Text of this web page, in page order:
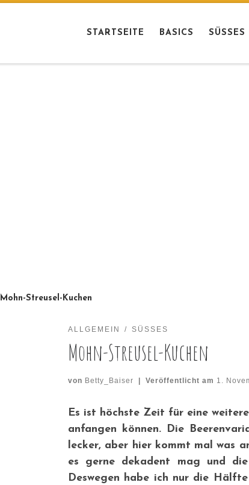
STARTSEITE BASICS SÜSSES
Mohn-Streusel-Kuchen
ALLGEMEIN SÜSSES
Mohn-Streusel-Kuchen
von Betty_Baiser Veröffentlicht am 1.
Es ist höchste Zeit für eine
anfangen können. Die
lecker, aber hier kommt mal was
es gerne dekadent mag und
Deswegen habe ich nur die